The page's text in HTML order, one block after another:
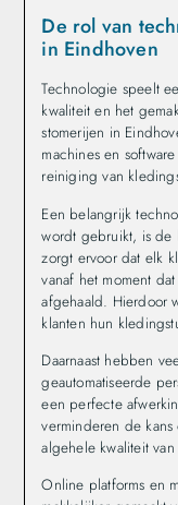
De rol van
in Eindhoven
Technologie speelt
kwaliteit en het
stomerijen in
machines en
reiniging van
Een belangrijk
wordt gebruikt, is de
zorgt ervoor dat elk
vanaf het moment
afgehaald. Hierdoor
klanten hun
Daarnaast hebben
geautomatiseerde
een perfecte
verminderen de
algehele kwaliteit
Online platforms en